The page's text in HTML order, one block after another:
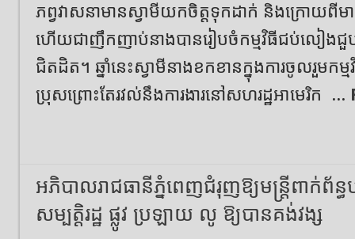
ភព្វវាសនាមានស្វាមីយកចិត្តទុកដាក់ និងក្រោយពីម
ហើយជាញឹកញាប់នាងបានរៀបចំកម្មវិធីជប់លៀងជួប
ជិតដិត។ ឆ្នាំនេះស្វាមីនាងខកខានក្នុងការចូលរួម
ប្រុសព្រោះតែរវល់នឹងការងារនៅសហរដ្ឋអាមេរិក ...
អភិបាលរាជធានីភ្នំពេញជំរុញឱ្យមន្រ្តីពាក់ព័ន្ធប
សម្បត្តិរដ្ឋ ផ្លូវ ប្រឡាយ លូ ឱ្យបានគង់វង្ស